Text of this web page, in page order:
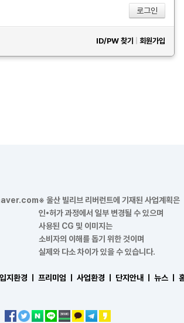
ID/PW 찾기 회원가입
※ 울산 빌리브 리버런트에 기재된 사업계획은
인•허가 과정에서 일부 변경될 수 있으며
사용된 CG 및 이미지는
소비자의 이해를 돕기 위한 것이며
실제와 다소 차이가 있을 수 있습니다.
입지환경 ㅣ 프리미엄 ㅣ 사업환경 ㅣ 단지안내 ㅣ 뉴스 ㅣ